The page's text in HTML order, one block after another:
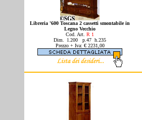
Libreria '600 Toscana 2 cassetti smontabile in
Legno Vecchio
Cod. Art. R 1
Dim. l.200 p.47 h.235
Prezzo + Iva: € 2231,00